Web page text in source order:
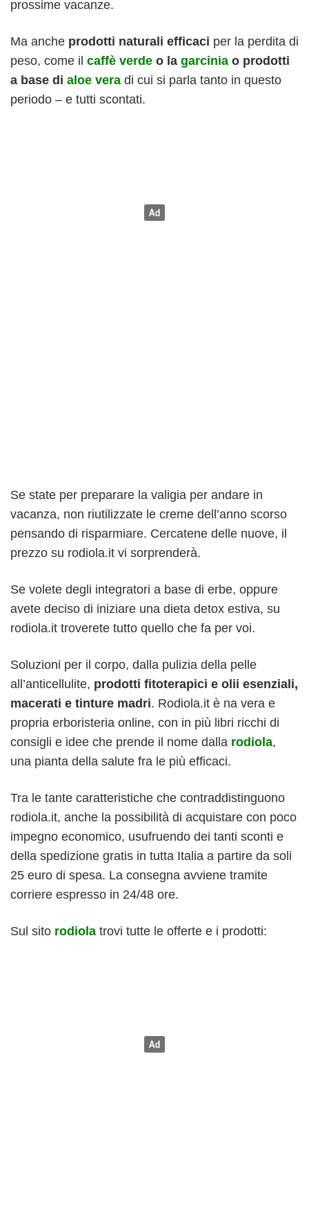
prossime vacanze.
Ma anche prodotti naturali efficaci per la perdita di
peso, come il caffè verde o la garcinia o prodotti
a base di aloe vera di cui si parla tanto in questo
periodo – e tutti scontati.
Se state per preparare la valigia per andare in
vacanza, non riutilizzate le creme dell’anno scorso
pensando di risparmiare. Cercatene delle nuove, il
prezzo su rodiola.it vi sorprenderà.
Se volete degli integratori a base di erbe, oppure
avete deciso di iniziare una dieta detox estiva, su
rodiola.it troverete tutto quello che fa per voi.
Soluzioni per il corpo, dalla pulizia della pelle
all’anticellulite, prodotti fitoterapici e olii esenziali,
macerati e tinture madri. Rodiola.it è na vera e
propria erboristeria online, con in più libri ricchi di
consigli e idee che prende il nome dalla rodiola,
una pianta della salute fra le più efficaci.
Tra le tante caratteristiche che contraddistinguono
rodiola.it, anche la possibilità di acquistare con poco
impegno economico, usufruendo dei tanti sconti e
della spedizione gratis in tutta Italia a partire da soli
25 euro di spesa. La consegna avviene tramite
corriere espresso in 24/48 ore.
Sul sito rodiola trovi tutte le offerte e i prodotti: